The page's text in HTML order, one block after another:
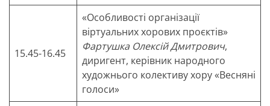
15.45-16.45
«Особливості організації
віртуальних хорових проєктів»
Фартушка Олексій Дмитрович,
диригент, керівник народного
художнього колективу хору «Весняні
голоси»